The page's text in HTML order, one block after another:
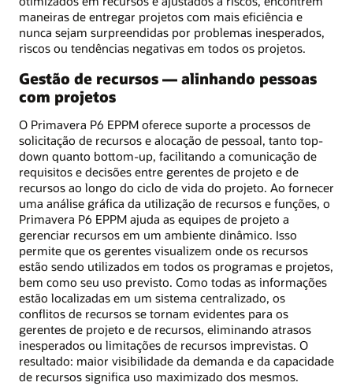
maneiras de entregar projetos com mais eficiência e
nunca sejam surpreendidas por problemas inesperados,
riscos ou tendências negativas em todos os projetos.
Gestão de recursos — alinhando pessoas
com projetos
O Primavera P6 EPPM oferece suporte a processos de
solicitação de recursos e alocação de pessoal, tanto top-
down quanto bottom-up, facilitando a comunicação de
requisitos e decisões entre gerentes de projeto e de
recursos ao longo do ciclo de vida do projeto. Ao fornecer
uma análise gráfica da utilização de recursos e funções, o
Primavera P6 EPPM ajuda as equipes de projeto a
gerenciar recursos em um ambiente dinâmico. Isso
permite que os gerentes visualizem onde os recursos
estão sendo utilizados em todos os programas e projetos,
bem como seu uso previsto. Como todas as informações
estão localizadas em um sistema centralizado, os
conflitos de recursos se tornam evidentes para os
gerentes de projeto e de recursos, eliminando atrasos
inesperados ou limitações de recursos imprevistas. O
resultado: maior visibilidade da demanda e da capacidade
de recursos significa uso maximizado dos mesmos.